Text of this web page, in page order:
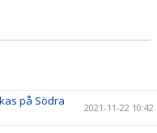
på Södra
2021-11-22 10:42